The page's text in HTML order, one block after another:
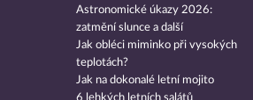
Astronomické úkazy 2026:
zatmění slunce a další
Jak obléci miminko při vysokých
teplotách?
Jak na dokonalé letní mojito